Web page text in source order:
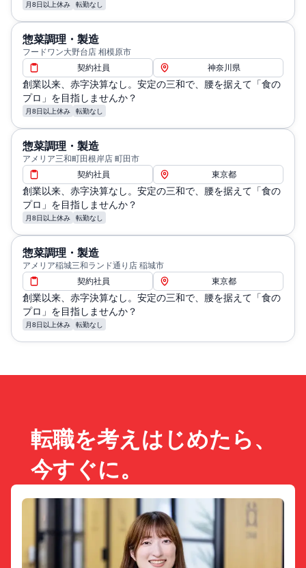
月8日以上休み 転勤なし
惣菜調理・製造
フードワン大野台店 相模原市
契約社員
神奈川県
創業以来、赤字決算なし。安定の三和で、腰を据えて「食の
プロ」を目指しませんか？
月8日以上休み 転勤なし
惣菜調理・製造
アメリア三和町田根岸店 町田市
契約社員
東京都
創業以来、赤字決算なし。安定の三和で、腰を据えて「食の
プロ」を目指しませんか？
月8日以上休み 転勤なし
惣菜調理・製造
アメリア稲城三和ランド通り店 稲城市
契約社員
東京都
創業以来、赤字決算なし。安定の三和で、腰を据えて「食の
プロ」を目指しませんか？
月8日以上休み 転勤なし
転職を考えはじめたら、
今すぐに。